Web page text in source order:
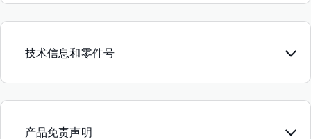
技术信息和零件号
产品免责声明